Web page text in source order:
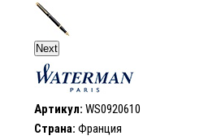
Next
Артикул: WS0920610
Страна: Франция